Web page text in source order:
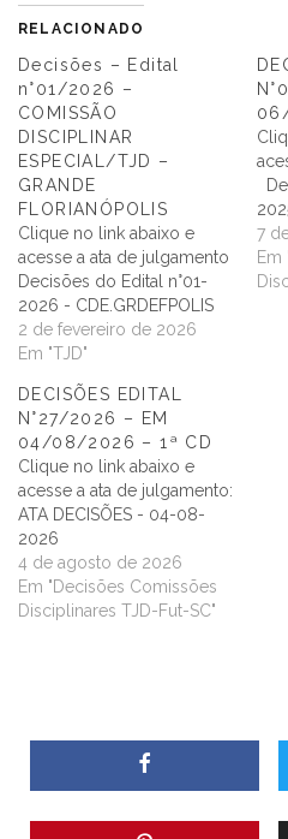
RELACIONADO
Decisões – Edital
n°01/2026 –
COMISSÃO
DISCIPLINAR
ESPECIAL/TJD –
GRANDE
FLORIANÓPOLIS
Clique no link abaixo e
acesse a ata de julgamento
Decisões do Edital n°01-
2026 - CDE.GRDEFPOLIS
2 de fevereiro de 2026
Em "TJD"
7
Em
DECISÕES EDITAL
N°27/2026 – EM
04/08/2026 – 1ª CD
Clique no link abaixo e
acesse a ata de julgamento:
ATA DECISÕES - 04-08-
2026
4 de agosto de 2026
Em "Decisões Comissões
Disciplinares TJD-Fut-SC"